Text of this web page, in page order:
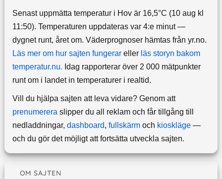
Senast uppmätta temperatur i Hov är 16,5°C (10 aug kl
11:50). Temperaturen uppdateras var 4:e minut —
dygnet runt, året om. Väderprognoser hämtas från yr.no.
Läs mer om hur sajten fungerareller läs storyn bakom
temperatur.nu. Idag rapporterar över 2 000 mätpunkter
runt om i landet in temperaturer i realtid.
Vill du hjälpa sajten att leva vidare? Genom att
prenumereraslipper du all reklam och får tillgång till
nedladdningar, dashboard, fullskärmoch kioskläge—
och du gör det möjligt att fortsätta utveckla sajten.
OM SAJTEN